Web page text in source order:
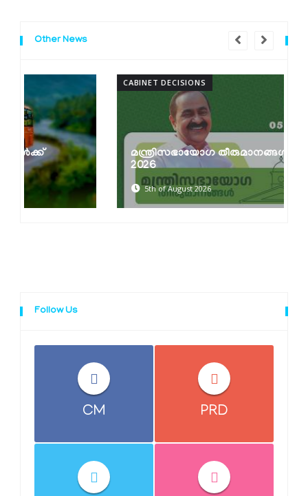
Other News
CABINET DECISIONS
മന്ത്രിസഭായോഗ തീരുമാനങ്ങൾ 05-08-
2026
5th of August 2026
Follow Us
CM PRD